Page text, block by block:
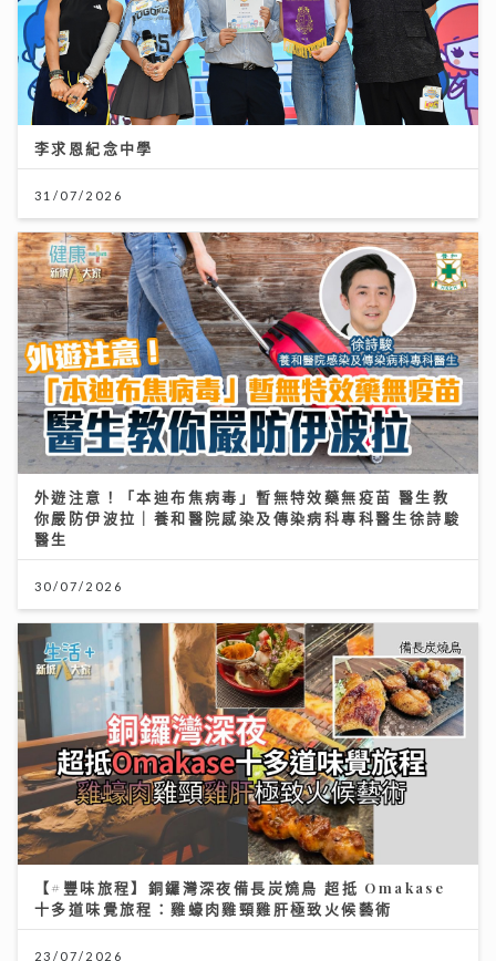
李求恩紀念中學
31/07/2026
外遊注意！「本迪布焦病毒」暫無特效藥無疫苗 醫生教
你嚴防伊波拉｜養和醫院感染及傳染病科專科醫生徐詩駿
醫生
30/07/2026
【#豐味旅程】銅鑼灣深夜備長炭燒鳥 超抵 Omakase
十多道味覺旅程：雞蠔肉雞頸雞肝極致火候藝術
23/07/2026